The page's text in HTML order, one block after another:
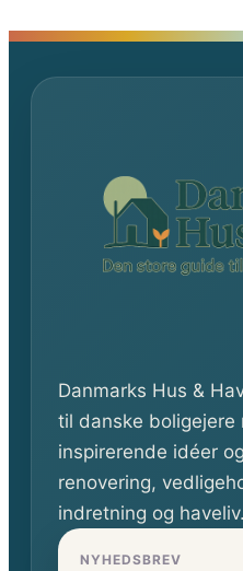
Danmarks Hus &
til danske boligejere
inspirerende idéer
renovering,
indretning og haveliv.
NYHEDSBREV